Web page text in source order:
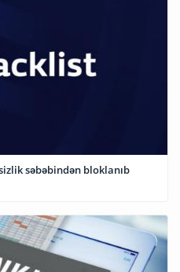
səbəbindən bloklanıb